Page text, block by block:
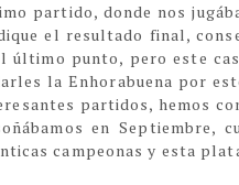
partido, donde nos
el resultado final,
último punto, pero este
la Enhorabuena por
partidos, hemos
en Septiembre,
campeonas y esta